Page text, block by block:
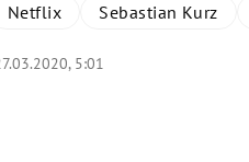
Netflix Sebastian Kurz
5:01